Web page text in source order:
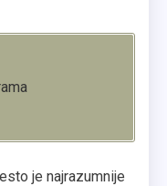
je najrazumnije